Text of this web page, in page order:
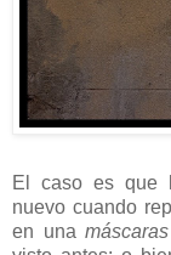
El caso es que
nuevo cuando
en unamáscaras